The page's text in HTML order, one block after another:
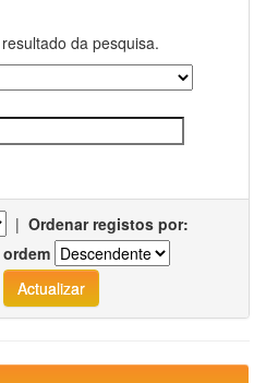
da pesquisa.
| Ordenar registos por:
ordem